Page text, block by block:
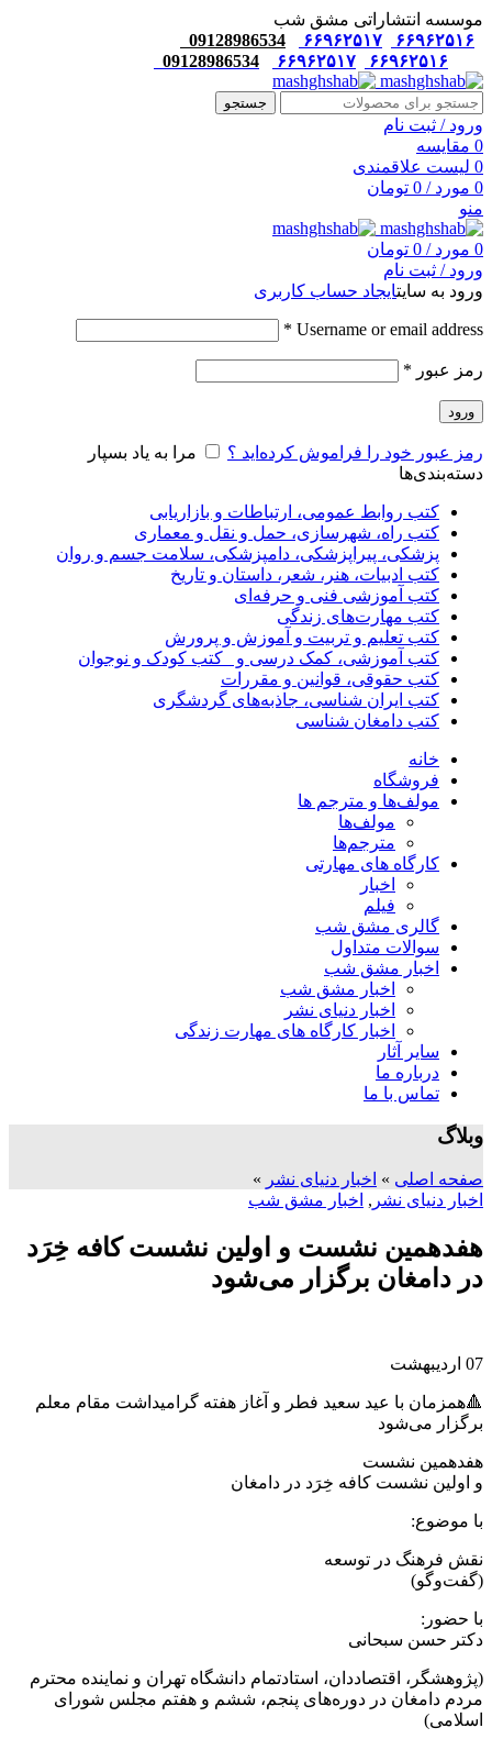
موسسه انتشاراتی مشق شب
۶۶۹۶۲۵۱۶
۶۶۹۶۲۵۱۷
09128986534
۶۶۹۶۲۵۱۶
۶۶۹۶۲۵۱۷ 09128986534
جستجو
ورود / ثبت نام
0 مقایسه
0 لیست علاقمندی
0 مورد /
0 تومان
منو
0 مورد /
0 تومان
ورود / ثبت نام
ورود به سایتایجاد حساب کاربری
Username or email address
*
رمز عبور *
ورود
رمز عبور خود را فراموش کرده‌اید ؟
مرا به یاد بسپار
دسته‌بندی‌ها
کتب روابط عمومی، ارتباطات و بازاریابی
کتب راه، شهرسازی، حمل و نقل و معماری
پزشکی، پیراپزشکی، دامپزشکی، سلامت جسم و روان
کتب ادبیات، هنر، شعر، داستان و تاریخ
کتب آموزشی فنی و حرفه‌ای
کتب مهارت‌های زندگی
کتب تعلیم و تربیت و آموزش و پرورش
کتب آموزشی، کمک درسی و _کتب کودک و نوجوان
کتب حقوقی، قوانین و مقررات
کتب ایران شناسی، جاذبه‌های گردشگری
کتب دامغان شناسی
خانه
فروشگاه
مولف‌ها و مترجم ها
مولف‌ها
مترجم‌ها
کارگاه های مهارتی
اخبار
فیلم
گالری مشق شب
سوالات متداول
اخبار مشق شب
اخبار مشق شب
اخبار دنیای نشر
اخبار کارگاه های مهارت زندگی
سایر آثار
درباره ما
تماس با ما
وبلاگ
صفحه اصلی » اخبار دنیای نشر »
اخبار دنیای نشر , اخبار مشق شب
هفدهمین نشست و اولین نشست کافه خِرَد
در دامغان برگزار می‌شود
07 اردیبهشت
🔺همزمان با عید سعید فطر و آغاز هفته گرامیداشت مقام معلم
برگزار می‌شود
هفدهمین نشست
و اولین نشست کافه خِرَد در دامغان
با موضوع:
نقش فرهنگ در توسعه
(گفت‌وگو)
با حضور:
دکتر حسن سبحانی
(پژوهشگر، اقتصاددان، استادتمام دانشگاه تهران و نماینده محترم
مردم دامغان در دوره‌های پنجم، ششم و هفتم مجلس شورای
اسلامی)